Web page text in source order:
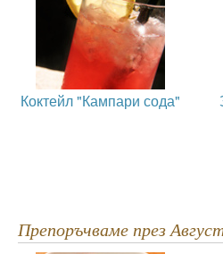
Коктейл "Кампари сода"
Препоръчваме през